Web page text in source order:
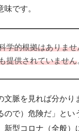
味です。
学的根拠はありませ
提供されていません
文脈を見れば分かり
ので）危険だ」とい
新型コロナ（全般）